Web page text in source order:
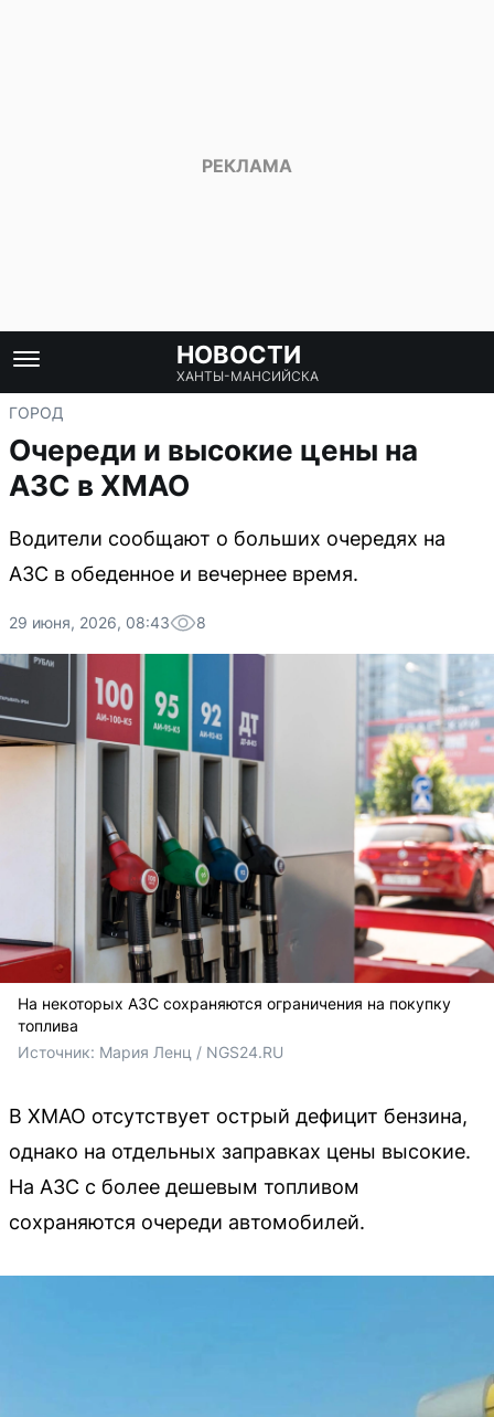
НОВОСТИ
ХАНТЫ-МАНСИЙСКА
ГОРОД
Очереди и высокие цены на
АЗС в ХМАО
Водители сообщают о больших очередях на
АЗС в обеденное и вечернее время.
29 июня, 2026, 08:43 8
На некоторых АЗС сохраняются ограничения на покупку
топлива
Источник: Мария Ленц / NGS24.RU
В ХМАО отсутствует острый дефицит бензина,
однако на отдельных заправках цены высокие.
На АЗС с более дешевым топливом
сохраняются очереди автомобилей.